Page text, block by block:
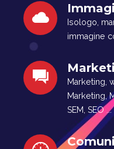
Isologo,
immagine
Marketing,
Marketing,
SEM, SEO ...